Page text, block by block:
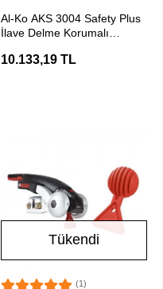
Al-Ko AKS 3004 Safety Plus
İlave Delme Korumalı
10.133,19 TL
Tükendi
(1)